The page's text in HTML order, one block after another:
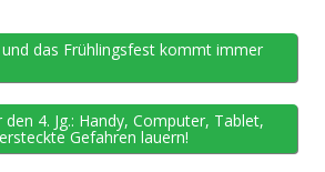
das Frühlingsfest kommt immer
4. Jg.: Handy, Computer, Tablet,
Gefahren lauern!